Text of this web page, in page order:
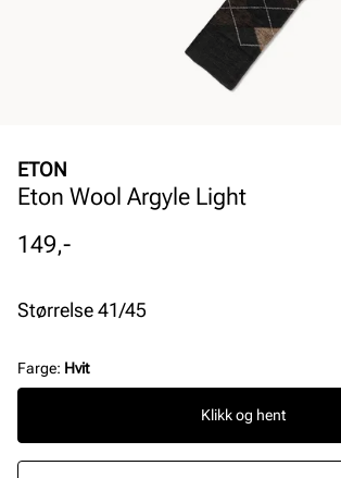
ETON
Eton Wool Argyle Light
Pris
149,-
Størrelse 41/45
Farge: Hvit
Klikk og hent